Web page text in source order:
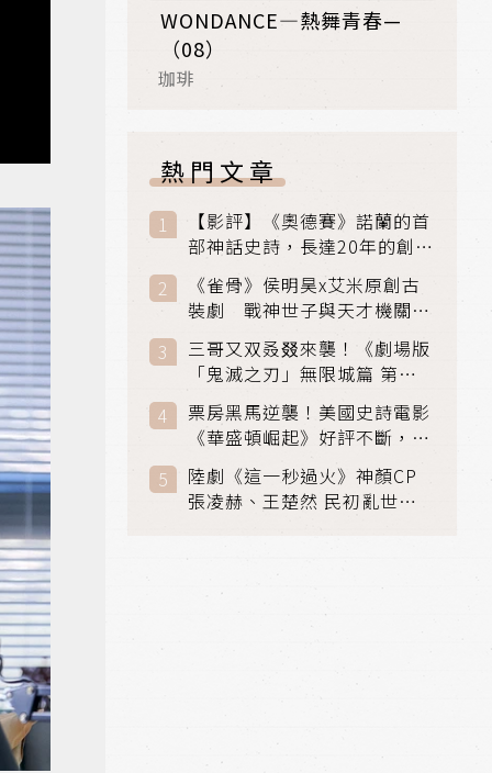
WONDANCE—熱舞青春—
（08）
珈琲
熱門文章
【影評】《奧德賽》諾蘭的首
部神話史詩，長達20年的創傷
與贖罪之旅
《雀骨》侯明昊x艾米原創古
裝劇 戰神世子與天才機關師
聯手攻克身世之謎
三哥又双叒叕來襲！《劇場版
「鬼滅之刃」無限城篇 第一
章》 七月首登串流平台
票房黑馬逆襲！美國史詩電影
《華盛頓崛起》好評不斷，輾
壓《玩具總動員5》、《超少
女》
陸劇《這一秒過火》神顏CP
張凌赫、王楚然 民初亂世、